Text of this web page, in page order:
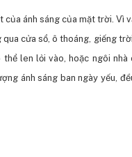
của ánh sáng của mặt trời. Vì
cửa sổ, ô thoáng, giếng
len lỏi vào, hoặc ngôi
ánh sáng ban ngày yếu,